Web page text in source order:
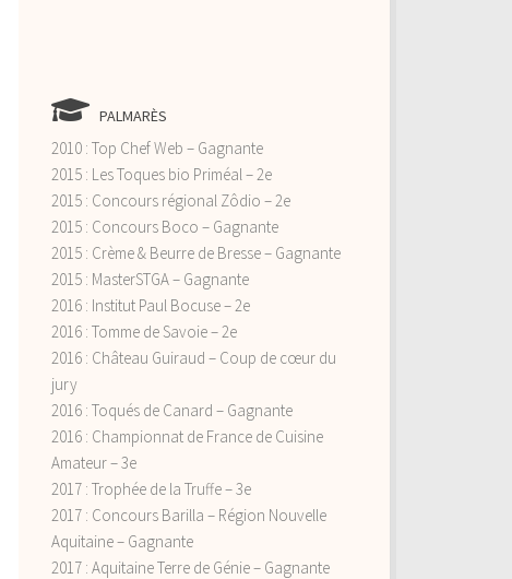
PALMARÈS
2010 : Top Chef Web – Gagnante
2015 : Les Toques bio Priméal – 2e
2015 : Concours régional Zôdio – 2e
2015 : Concours Boco – Gagnante
2015 : Crème & Beurre de Bresse – Gagnante
2015 : MasterSTGA – Gagnante
2016 : Institut Paul Bocuse – 2e
2016 : Tomme de Savoie – 2e
2016 : Château Guiraud – Coup de cœur du
jury
2016 : Toqués de Canard – Gagnante
2016 : Championnat de France de Cuisine
Amateur – 3e
2017 : Trophée de la Truffe – 3e
2017 : Concours Barilla – Région Nouvelle
Aquitaine – Gagnante
2017 : Aquitaine Terre de Génie – Gagnante